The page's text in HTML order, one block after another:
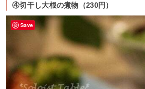
④切干し大根の煮物（230円）
Save